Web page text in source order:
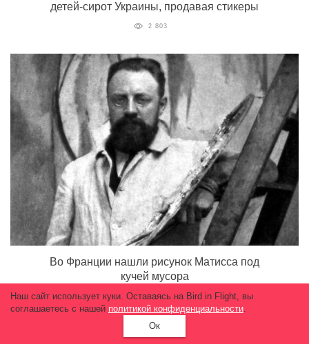
детей-сирот Украины, продавая стикеры
2 803
Во Франции нашли рисунок Матисса под
кучей мусора
3 202
Наш сайт использует куки. Оставаясь на Bird in Flight, вы
соглашаетесь с нашей политикой конфиденциальности.
Ок